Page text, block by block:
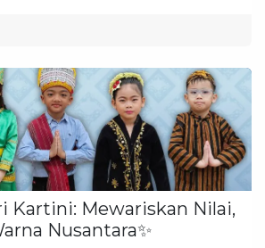
Kartini: Mewariskan Nilai,
Nusantara✨